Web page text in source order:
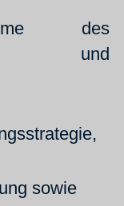
des
und
sowie